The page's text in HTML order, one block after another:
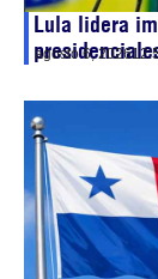
Lula lidera
agosto 6, 2026